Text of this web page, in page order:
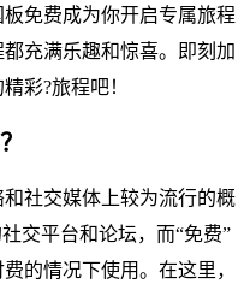
免费成为你开启专属旅程
充满乐趣和惊喜。即刻加
彩?旅程吧！
社交媒体上较为流行的概
交平台和论坛，而“免费”
的情况下使用。在这里，